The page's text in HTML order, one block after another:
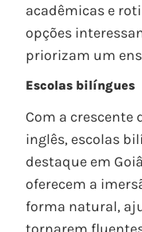
acadêmicas e
opções
priorizam um
Escolas bilíngues
Com a crescente
inglês, escolas
destaque em
oferecem a
forma natural,